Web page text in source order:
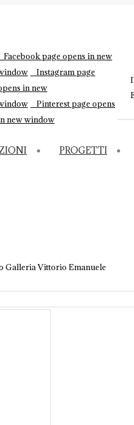
Facebook page opens in new
Instagram page
in new
Pinterest page opens
new window
PROGETTI
Galleria Vittorio Emanuele